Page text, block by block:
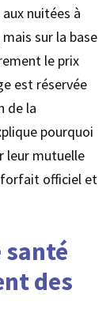
nuitées à
sur la base
le prix
est réservée
de la
pourquoi
leur mutuelle
forfait officiel et
santé
des